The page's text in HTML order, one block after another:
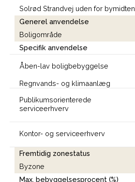
Solrød Strandvej uden for bymidten
Generel anvendelse
Boligområde
Specifik anvendelse
Åben-lav boligbebyggelse
Regnvands- og klimaanlæg
Publikumsorienterede
serviceerhverv
Kontor- og serviceerhverv
Fremtidig zonestatus
Byzone
Max. bebyggelsesprocent (%)